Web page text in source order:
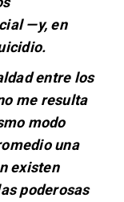
—y, en
entre los
me resulta
modo
una
existen
poderosas